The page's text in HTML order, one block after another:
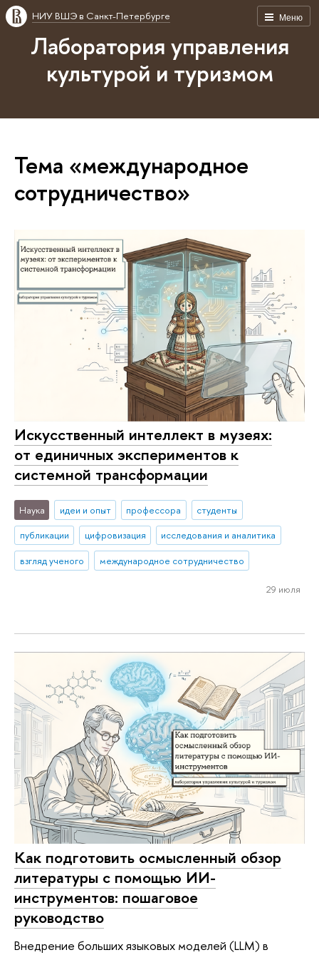
Меню
НИУ ВШЭ в Санкт-Петербурге
Лаборатория управления
культурой и туризмом
Тема «международное
сотрудничество»
Искусственный интеллект в музеях:
от единичных экспериментов к
системной трансформации
Наука идеи и опыт профессора
студенты
публикации
цифровизация
исследования и аналитика
взгляд ученого
международное сотрудничество
29 июля
Как подготовить осмысленный обзор
литературы с помощью ИИ-
инструментов: пошаговое
руководство
Внедрение больших языковых моделей (LLM) в